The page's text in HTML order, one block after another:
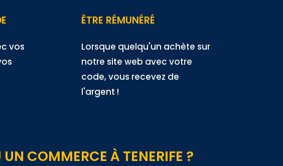
vos
ÊTRE RÉMUNÉRÉ
Lorsque quelqu'un achète sur
notre site web avec votre
code, vous recevez de
l'argent !
COMMERCE À TENERIFE ?